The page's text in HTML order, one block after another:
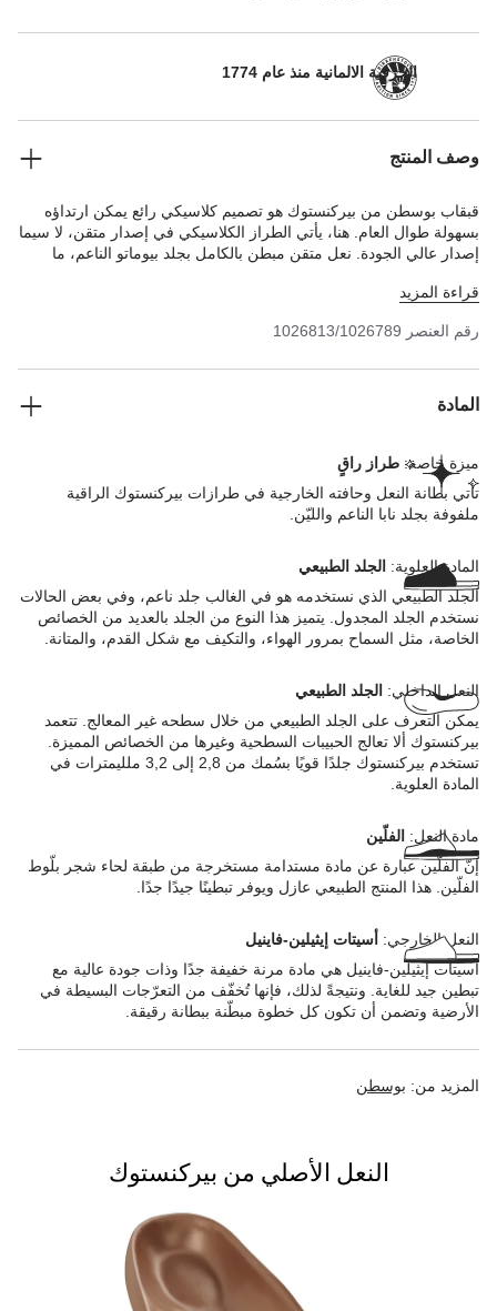
الحرفية الالمانية منذ عام 1774
وصف المنتج
قبقاب بوسطن من بيركنستوك هو تصميم كلاسيكي رائع يمكن ارتداؤه
بسهولة طوال العام. هنا، يأتي الطراز الكلاسيكي في إصدار متقن، لا سيما
إصدار عالي الجودة. نعل متقن مبطن بالكامل بجلد بيوماتو الناعم، ما
الجودة بلمعة خاصة.
قراءة المزيد
رقم العنصر 1026813/1026789
المادة
ميزة خاصة: طراز راقٍ
تأتي بطانة النعل وحافته الخارجية في طرازات بيركنستوك الراقية
ملفوفة بجلد نابا الناعم والليّن.
المادة العلوية: الجلد الطبيعي
الجلد الطبيعي الذي نستخدمه هو في الغالب جلد ناعم، وفي بعض الحالات
نستخدم الجلد المجدول. يتميز هذا النوع من الجلد بالعديد من الخصائص
الخاصة، مثل السماح بمرور الهواء، والتكيف مع شكل القدم، والمتانة.
النعل الداخلي: الجلد الطبيعي
يمكن التعرف على الجلد الطبيعي من خلال سطحه غير المعالج. تتعمد
بيركنستوك ألا تعالج الحبيبات السطحية وغيرها من الخصائص المميزة.
تستخدم بيركنستوك جلدًا قويًا بسُمك من 2,8 إلى 3,2 ملليمترات في
المادة العلوية.
مادة النعل: الفلّين
إنّ الفلّين عبارة عن مادة مستدامة مستخرجة من طبقة لحاء شجر بلّوط
الفلّين. هذا المنتج الطبيعي عازل ويوفر تبطينًا جيدًا جدًا.
النعل الخارجي: أسيتات إيثيلين-فاينيل
أسيتات إيثيلين-فاينيل هي مادة مرنة خفيفة جدًا وذات جودة عالية مع
تبطين جيد للغاية. ونتيجةً لذلك، فإنها تُخفّف من التعرّجات البسيطة في
الأرضية وتضمن أن تكون كل خطوة مبطّنة ببطانة رقيقة.
المزيد من: بوسطن
النعل الأصلي من بيركنستوك